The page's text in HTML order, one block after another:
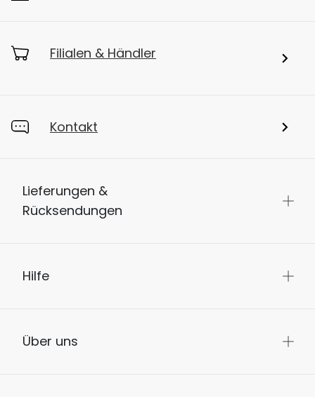
Filialen & Händler
Kontakt
Lieferungen &
Rücksendungen
Hilfe
Über uns